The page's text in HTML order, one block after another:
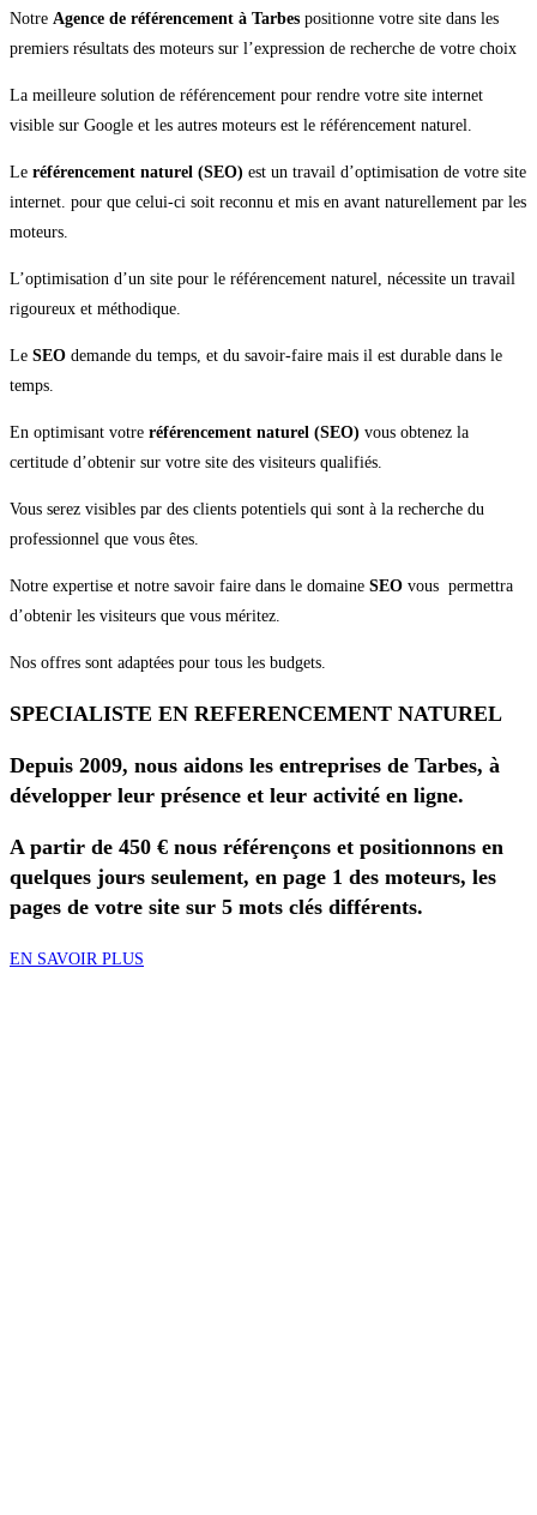
Notre Agence de référencement à Tarbes positionne votre site dans les
premiers résultats des moteurs sur l’expression de recherche de votre choix
La meilleure solution de référencement pour rendre votre site internet
visible sur Google et les autres moteurs est le référencement naturel.
Le référencement naturel (SEO) est un travail d’optimisation de votre site
internet. pour que celui-ci soit reconnu et mis en avant naturellement par les
moteurs.
L’optimisation d’un site pour le référencement naturel, nécessite un travail
rigoureux et méthodique.
Le SEO demande du temps, et du savoir-faire mais il est durable dans le
temps.
En optimisant votre référencement naturel (SEO) vous obtenez la
certitude d’obtenir sur votre site des visiteurs qualifiés.
Vous serez visibles par des clients potentiels qui sont à la recherche du
professionnel que vous êtes.
Notre expertise et notre savoir faire dans le domaine SEO vous permettra
d’obtenir les visiteurs que vous méritez.
Nos offres sont adaptées pour tous les budgets.
SPECIALISTE EN REFERENCEMENT NATUREL
Depuis 2009, nous aidons les entreprises de Tarbes, à
développer leur présence et leur activité en ligne.
A partir de 450 € nous référençons et positionnons en
quelques jours seulement, en page 1 des moteurs, les
pages de votre site sur 5 mots clés différents.
EN SAVOIR PLUS